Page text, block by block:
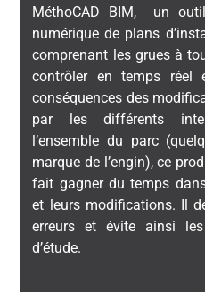
MéthoCAD BIM, un
numérique de plans
comprenant les grues à
contrôler en temps réel
conséquences des
par les différents
l’ensemble du parc
marque de l’engin), ce
fait gagner du temps
et leurs modifications. Il
erreurs et évite ainsi
d’étude.